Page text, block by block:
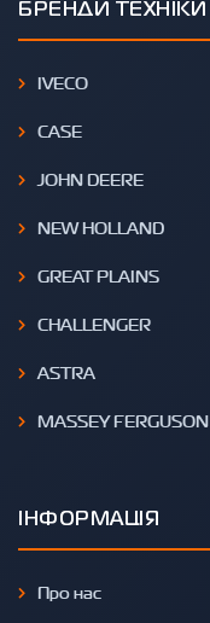
БРЕНДИ ТЕХНІКИ
IVECO
CASE
JOHN DEERE
NEW HOLLAND
GREAT PLAINS
CHALLENGER
ASTRA
MASSEY FERGUSON
ІНФОРМАЦІЯ
Про нас